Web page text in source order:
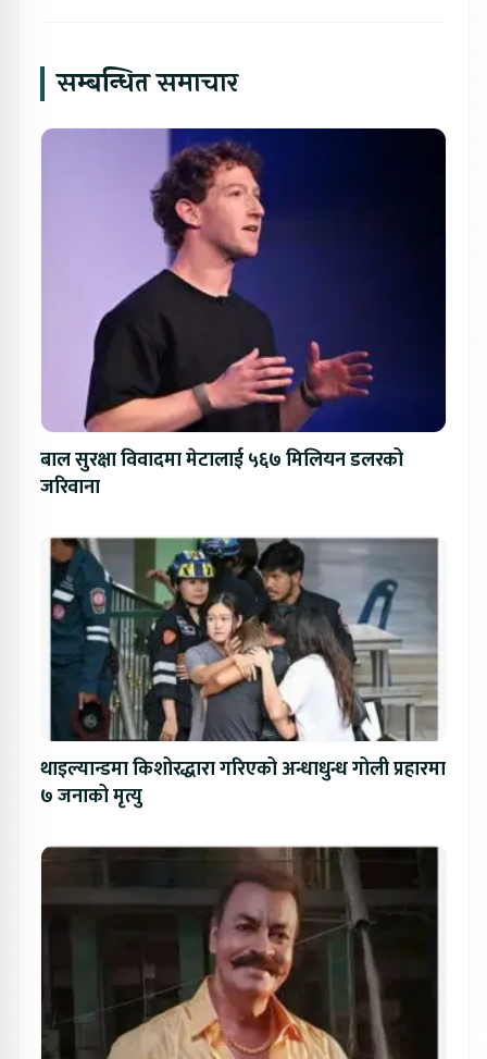
सम्बन्धित समाचार
बाल सुरक्षा विवादमा मेटालाई ५६७ मिलियन डलरको
जरिवाना
थाइल्यान्डमा किशोरद्धारा गरिएको अन्धाधुन्ध गोली प्रहारमा
७ जनाको मृत्यु